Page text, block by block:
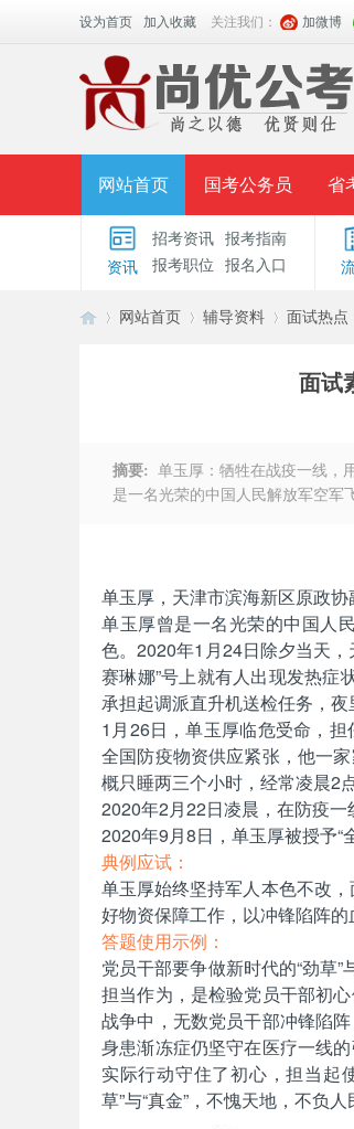
设为首页 加入收藏 关注我们： 加微博
网站首页 国考公务员 省
面授课程 招考公告 面试
时政热点 视频课堂 名师
资讯
招考资讯
报考指南
报考职位
报名入口
网站首页 辅导资料 面试热点
面试
摘要: 单玉厚：牺牲在战疫一线，
是一名光荣的中国人民解放军空军
单玉厚，天津市滨海新区原政协
单玉厚曾是一名光荣的中国人
色。2020年1月24日除夕当天
赛琳娜”号上就有人出现发热症
承担起调派直升机送检任务，夜
1月26日，单玉厚临危受命，
全国防疫物资供应紧张，他一
概只睡两三个小时，经常凌晨2
2020年2月22日凌晨，在防疫一
2020年9月8日，单玉厚被授予“
典例应试：
单玉厚始终坚持军人本色不改
好物资保障工作，以冲锋陷阵
答题使用示例：
党员干部要争做新时代的“劲草
担当作为，是检验党员干部初
战争中，无数党员干部冲锋陷
身患渐冻症仍坚守在医疗一线
实际行动守住了初心，担当起
草”与“真金”，不愧天地，不负人